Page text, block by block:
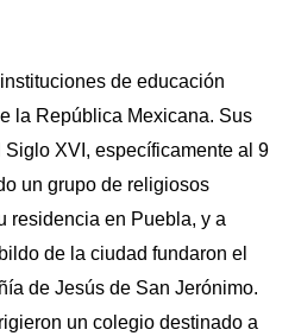
de educación
la República Mexicana. Sus
XVI, específicamente al 9
un grupo de religiosos
residencia en Puebla, y a
de la ciudad fundaron el
de Jesús de San Jerónimo.
un colegio destinado a